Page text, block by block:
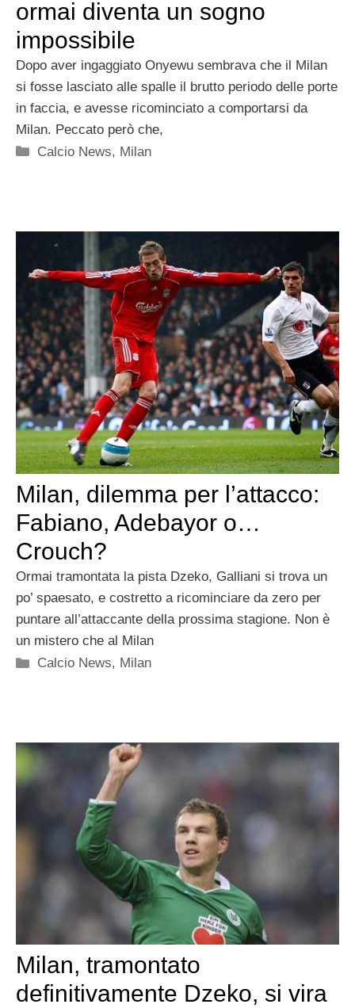
ormai diventa un sogno
impossibile
Dopo aver ingaggiato Onyewu sembrava che il Milan
si fosse lasciato alle spalle il brutto periodo delle porte
in faccia, e avesse ricominciato a comportarsi da
Milan. Peccato però che,
Categorie
Calcio News, Milan
Milan, dilemma per l’attacco:
Fabiano, Adebayor o…
Crouch?
Ormai tramontata la pista Dzeko, Galliani si trova un
po’ spaesato, e costretto a ricominciare da zero per
puntare all’attaccante della prossima stagione. Non è
un mistero che al Milan
Categorie
Calcio News, Milan
Milan, tramontato
definitivamente Dzeko, si vira